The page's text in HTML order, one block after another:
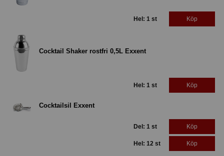
Hel: 1 st Köp
Cocktail Shaker rostfri 0,5L Exxent
Hel: 1 st Köp
Cocktailsil Exxent
Del: 1 st Köp
Hel: 12 st Köp